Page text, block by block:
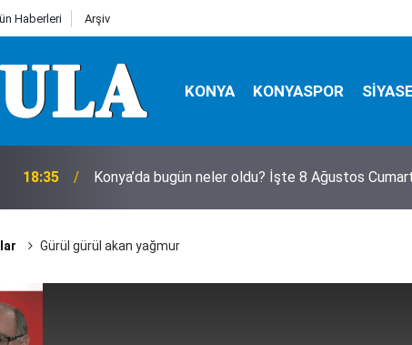
Haberleri Arşiv
KONYA KONYASPOR
18:23 Avukat Esra Betül'den Pusula'ya ziyaret
Gürül gürül akan yağmur